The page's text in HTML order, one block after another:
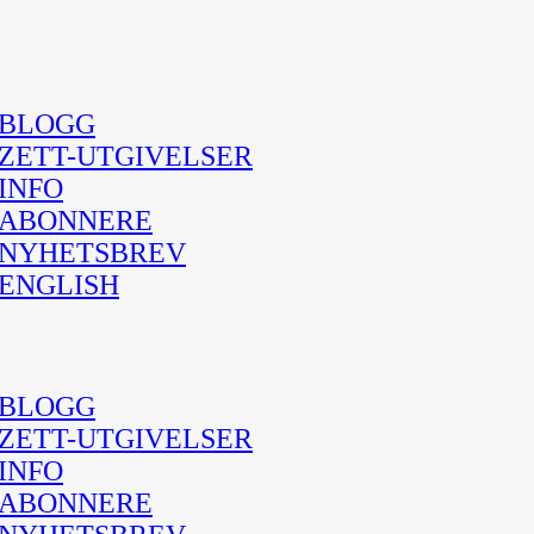
UTGIVELSER
UTGIVELSER